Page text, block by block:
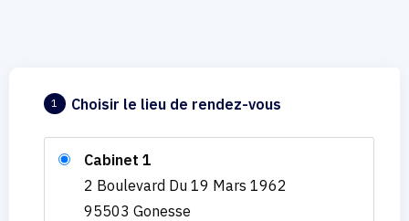
1 Choisir le lieu de rendez-vous
Cabinet 1
2 Boulevard Du 19 Mars 1962
95503 Gonesse